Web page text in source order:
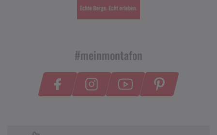
#meinmontafon